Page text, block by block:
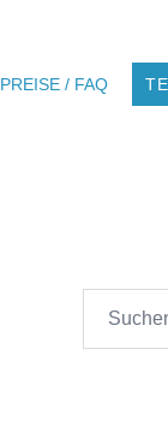
PREISE / FAQ